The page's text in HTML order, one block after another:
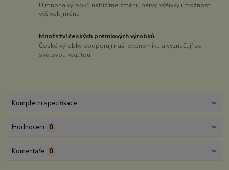
U mnoha výrobků nabízíme změnu barvy, výšivky i možnost
výšivek jména
Množství českých prémiových výrobků
České výrobky podporují naši ekonomiku a vyznačují se
světovou kvalitou
Kompletní specifikace
Hodnocení 0
Komentáře 0